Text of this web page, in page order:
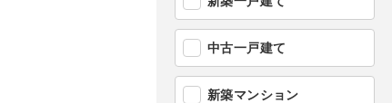
中古一戸建て
新築マンション